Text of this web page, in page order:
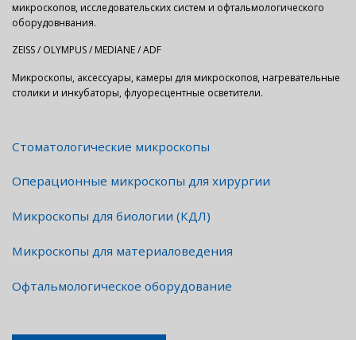
микроскопов, исследовательских систем и офтальмологического
оборудовнвания.
ZEISS / OLYMPUS / MEDIANE / ADF
Микроскопы, аксессуары, камеры для микроскопов, нагревательные
столики и инкубаторы, флуоресцентные осветители.
Стоматологические микроскопы
Операционные микроскопы для хирургии
Микроскопы для биологии (КДЛ)
Микроскопы для материаловедения
Офтальмологическое оборудование